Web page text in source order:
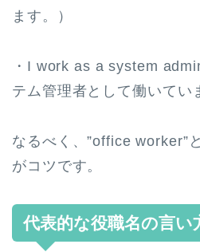
ます。）
・I work as a system
テム管理者として働いてい
なるべく、”office worker”
がコツです。
代表的な役職名の言い